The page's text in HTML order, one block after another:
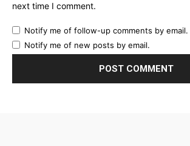
next time I comment.
Notify me of follow-up comments by email.
Notify me of new posts by email.